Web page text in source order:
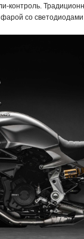
контроль.
со